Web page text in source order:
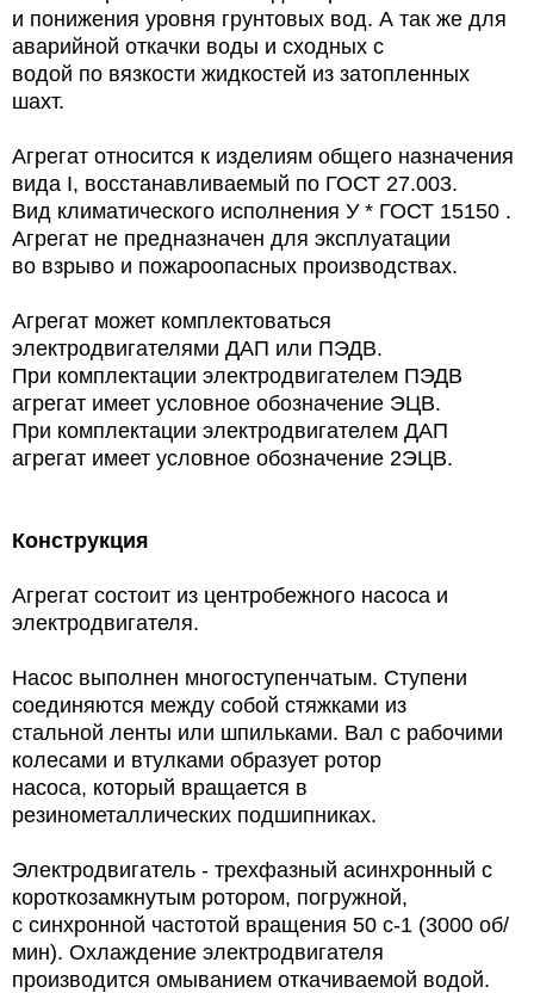
и понижения уровня грунтовых вод. А так же для
аварийной откачки воды и сходных с
водой по вязкости жидкостей из затопленных
шахт.
Агрегат относится к изделиям общего назначения
вида I, восстанавливаемый по ГОСТ 27.003.
Вид климатического исполнения У * ГОСТ 15150 .
Агрегат не предназначен для эксплуатации
во взрыво и пожароопасных производствах.
Агрегат может комплектоваться
электродвигателями ДАП или ПЭДВ.
При комплектации электродвигателем ПЭДВ
агрегат имеет условное обозначение ЭЦВ.
При комплектации электродвигателем ДАП
агрегат имеет условное обозначение 2ЭЦВ.
Конструкция
Агрегат состоит из центробежного насоса и
электродвигателя.
Насос выполнен многоступенчатым. Ступени
соединяются между собой стяжками из
стальной ленты или шпильками. Вал с рабочими
колесами и втулками образует ротор
насоса, который вращается в
резинометаллических подшипниках.
Электродвигатель - трехфазный асинхронный с
короткозамкнутым ротором, погружной,
с синхронной частотой вращения 50 с-1 (3000 об/
мин). Охлаждение электродвигателя
производится омыванием откачиваемой водой.